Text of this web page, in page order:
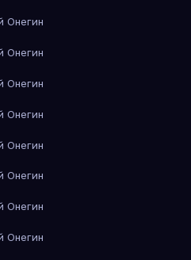
Онегин
Онегин
Онегин
Онегин
Онегин
Онегин
Онегин
Онегин